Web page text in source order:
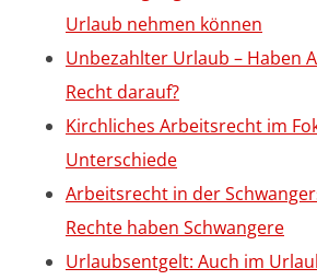
Urlaub nehmen können
Unbezahlter Urlaub – Haben
Recht darauf?
Kirchliches Arbeitsrecht im
Unterschiede
Arbeitsrecht in der
Rechte haben Schwangere
Urlaubsentgelt: Auch im